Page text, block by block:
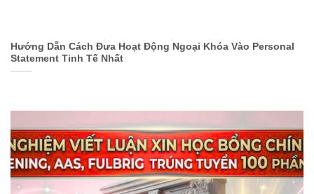
Hướng Dẫn Cách Đưa Hoạt Động Ngoại Khóa Vào Personal
Statement Tinh Tế Nhất